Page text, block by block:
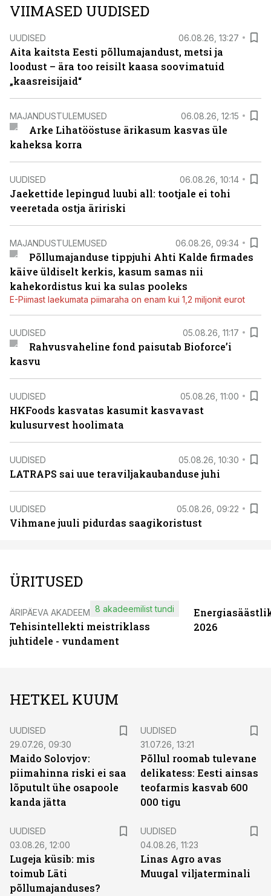
VIIMASED UUDISED
UUDISED 06.08.26, 13:27
Aita kaitsta Eesti põllumajandust, metsi ja
loodust – ära too reisilt kaasa soovimatuid
„kaasreisijaid“
MAJANDUSTULEMUSED 06.08.26, 12:15
Arke Lihatööstuse ärikasum kasvas üle
kaheksa korra
UUDISED 06.08.26, 10:14
Jaekettide lepingud luubi all: tootjale ei tohi
veeretada ostja äririski
MAJANDUSTULEMUSED 06.08.26, 09:34
Põllumajanduse tippjuhi Ahti Kalde firmades
käive üldiselt kerkis, kasum samas nii
kahekordistus kui ka sulas pooleks
E-Piimast laekumata piimaraha on enam kui 1,2 miljonit eurot
UUDISED 05.08.26, 11:17
Rahvusvaheline fond paisutab Bioforce’i
kasvu
UUDISED 05.08.26, 11:00
HKFoods kasvatas kasumit kasvavast
kulusurvest hoolimata
UUDISED 05.08.26, 10:30
LATRAPS sai uue teraviljakaubanduse juhi
UUDISED 05.08.26, 09:22
Vihmane juuli pidurdas saagikoristust
ÜRITUSED
ÄRIPÄEVA AKADEEMIA
Tehisintellekti meistriklass
juhtidele - vundament
8 akadeemilist tundi
2026
HETKEL KUUM
UUDISED
29.07.26, 09:30
Maido Solovjov:
piimahinna riski ei saa
lõputult ühe osapoole
kanda jätta
UUDISED
31.07.26, 13:21
Põllul roomab tulevane
delikatess: Eesti ainsas
teofarmis kasvab 600
000 tigu
UUDISED
03.08.26, 12:00
Lugeja küsib: mis
toimub Läti
põllumajanduses?
UUDISED
04.08.26, 11:23
Linas Agro avas
Muugal viljaterminali